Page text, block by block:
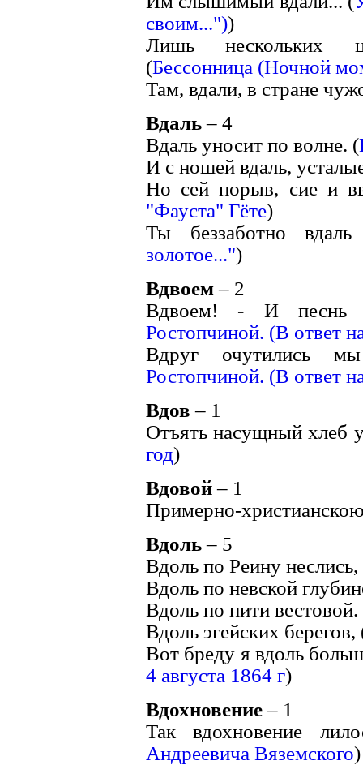
своим..."))
Лишь нескольких
(Бессонница (Ночной
Там, вдали, в стране
Вдаль– 4
Вдаль уносит по волне. (
И с ношей вдаль,
Но сей порыв, сие и
"Фауста" Гёте)
Ты беззаботно
золотое...")
Вдвоем– 2
Вдвоем! - И песнь
Ростопчиной. (В ответ
Вдруг очутились
Ростопчиной. (В ответ
Вдов – 1
Отъять насущный хлеб
год)
Вдовой– 1
Примерно-
Вдоль– 5
Вдоль по Реину неслись,
Вдоль по невской
Вдоль по нити вестовой.
Вдоль эгейских берегов,
Вот бреду я вдоль
4 августа 1864 г)
Вдохновение– 1
Так вдохновение
Андреевича Вяземского)